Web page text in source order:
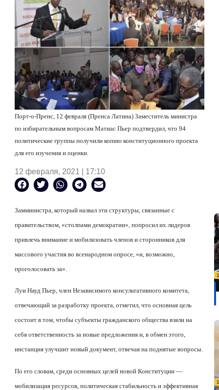
Порт-о-Пренс, 12 февраля (Пренса Латина) Заместитель министра
по избирательным вопросам Матиас Пьер подтвердил, что 94
политические группы получили копию конституционного проекта
для его изучения и оценки.
12 февраля, 2021 | 17:10
Замминистра, который назвал эти структуры, связанные с
правительством, «столпами демократии», попросил их лидеров
привлечь внимание и мобилизовать членов и сторонников для
массового участия во всенародном опросе, «и, возможно,
проголосовать за».
Луи Науд Пьер, член Независимого консультативного комитета,
отвечающий за разработку проекта, отметил, что основная цель
состоит в том, чтобы субъекты гражданского общества взяли на
себя ответственность за новые предложения и, в обмен этого,
инстанция улучшит новый документ, отвечая на поднятые вопросы.
По его словам, среди основных целей новой Конституции —
мобилизация ресурсов, политическая стабильность и эффективная